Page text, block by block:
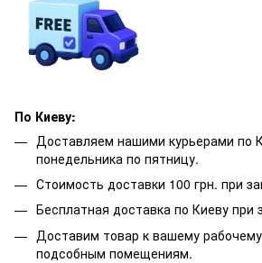
По Киеву:
Доставляем нашими курьерами по
понедельника по пятницу.
Стоимость доставки 100 грн. при
Бесплатная доставка по Киеву при
Доставим товар к вашему
подсобным помещениям.